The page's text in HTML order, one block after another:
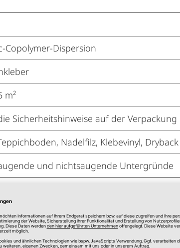
Copolymer-Dispersion
m²
Sicherheitshinweise auf der Verpackung
Nadelfilz, Klebevinyl, Dryback
und nichtsaugende Untergründe